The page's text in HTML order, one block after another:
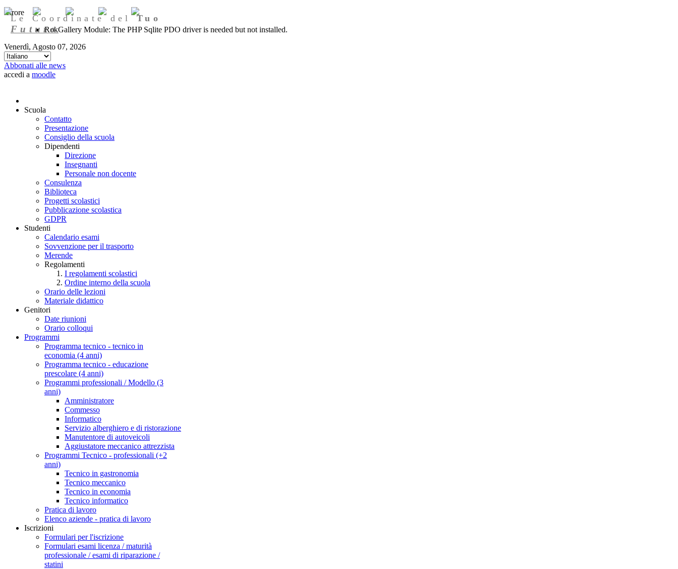
Errore
RokGallery Module: The PHP Sqlite PDO driver is needed but not installed.
Venerdì, Agosto 07, 2026
Abbonati alle news
accedi a moodle
Le Coordinate delTuo
Futuro
Scuola
Contatto
Presentazione
Consiglio della scuola
Dipendenti
Direzione
Insegnanti
Personale non docente
Consulenza
Biblioteca
Progetti scolastici
Pubblicazione scolastica
GDPR
Studenti
Calendario esami
Sovvenzione per il trasporto
Merende
Regolamenti
I regolamenti scolastici
Ordine interno della scuola
Orario delle lezioni
Materiale didattico
Genitori
Date riunioni
Orario colloqui
Programmi
Programma tecnico - tecnico in
economia (4 anni)
Programma tecnico - educazione
prescolare (4 anni)
Programmi professionali / Modello (3
anni)
Amministratore
Commesso
Informatico
Servizio alberghiero e di ristorazione
Manutentore di autoveicoli
Aggiustatore meccanico attrezzista
Programmi Tecnico - professionali (+2
anni)
Tecnico in gastronomia
Tecnico meccanico
Tecnico in economia
Tecnico informatico
Pratica di lavoro
Elenco aziende - pratica di lavoro
Iscrizioni
Formulari per l'iscrizione
Formulari esami licenza / maturità
professionale / esami di riparazione /
statini